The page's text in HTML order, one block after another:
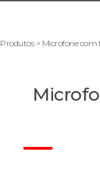
Produtos > Microfone com